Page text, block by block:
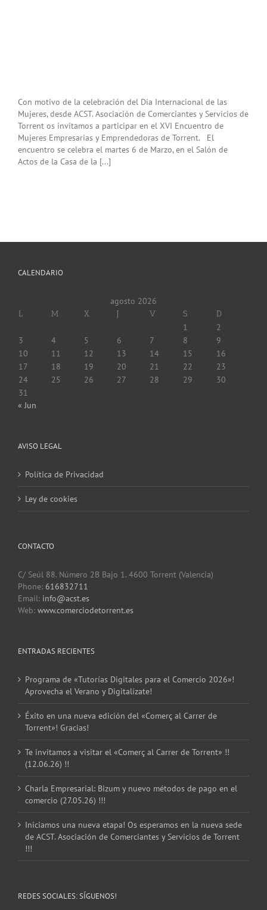
Con motivo de la celebración del Día Internacional de las
Mujeres, desde ACST. Asociación de Comerciantes y Servicios de
Torrent os invitamos a participar en el XVI Encuentro de
Mujeres Empresarias y Emprendedoras de Torrent. El
encuentro se celebra el martes 6 de Marzo, en el Salón de
Actos de la Casa de la [...]
CALENDARIO
agosto 2026
L M X J V S D
1
2
3
4 5 6 7 8
9
10
11 12 13 14 15
16
17
18 19 20 21 22
23
24
25 26 27 28 29
30
31
« Jun
AVISO LEGAL
Política de Privacidad
Ley de cookies
CONTACTO
C/ Seúl 88. Número 2B Bajo 1. 4600 Torrent (Valencia)
Phone: 616832711
Email: info@acst.es
Web: www.comerciodetorrent.es
ENTRADAS RECIENTES
Programa de «Tutorías Digitales para el Comercio 2026»!
Aprovecha el Verano y Digitalízate!
Éxito en una nueva edición del «Comerç al Carrer de
Torrent»! Gracias!
Te invitamos a visitar el «Comerç al Carrer de Torrent» !!
(12.06.26) !!
Charla Empresarial: Bizum y nuevo métodos de pago en el
comercio (27.05.26) !!!
Iniciamos una nueva etapa! Os esperamos en la nueva sede
de ACST. Asociación de Comerciantes y Servicios de Torrent
!!!
REDES SOCIALES: SÍGUENOS!